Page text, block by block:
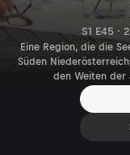
S1 E45 ·
Eine Region, die die
Süden
den Weiten der